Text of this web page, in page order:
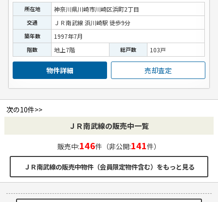
所在地 神奈川県川崎市川崎区浜町2丁目
交通 ＪＲ南武線 浜川崎駅 徒歩9分
築年数 1997年7月
階数 地上7階 総戸数 103戸
物件詳細 売却査定
次の10件>>
ＪＲ南武線の販売中一覧
販売中:146件（非公開:141件）
ＪＲ南武線の販売中物件（会員限定物件含む）をもっと見る